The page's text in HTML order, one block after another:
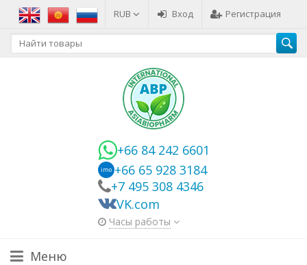
RUB Вход Регистрация
+66 84 242 6601
imo +66 65 928 3184
+7 495 308 4346
VK.com
Часы работы
Меню